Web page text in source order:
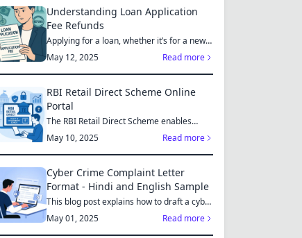
Understanding Loan Application
Fee Refunds
Applying for a loan, whether it’s for a new
home, a car, or...
May 12, 2025 Read more
RBI Retail Direct Scheme Online
Portal
The RBI Retail Direct Scheme enables
individual investors bo...
May 10, 2025 Read more
Cyber Crime Complaint Letter
Format - Hindi and English Sample
This blog post explains how to draft a cyber
crime complaint...
May 01, 2025 Read more